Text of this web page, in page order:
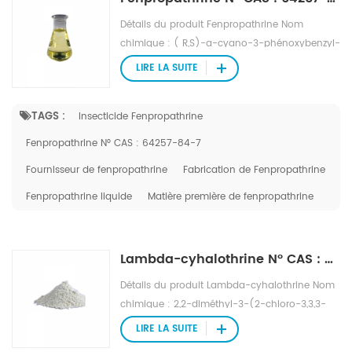
Détails du produit Fenpropathrine Nom
chimique : ( R,S)-a-cyano-3-phénoxybenzyl-
2,2,3,3-tétranéthylcyclopropanecarboxylate N°
CAS : 64257-84-7 Apparence : liquide ou
N O 3 Poids moléculaire : 349,4 Point de
fusion : 45-50℃ Pression de vapeur :
TAGS :
Insecticide Fenpropathrine
Fenpropathrine N° CAS : 64257-84-7
Fournisseur de fenpropathrine
Fabrication de Fenpropathrine
Fenpropathrine liquide
Matière première de fenpropathrine
LIRE LA SUITE
Lambda-cyhalothrine N° CAS : 91465-08-6
Détails du produit Lambda-cyhalothrine Nom
chimique : 2,2-diméthyl-3-(2-chloro-3,3,3-
trifluoro-1-propényle) ester de
cyclopropanecarboxylate-α-cyano-3-
LIRE LA SUITE